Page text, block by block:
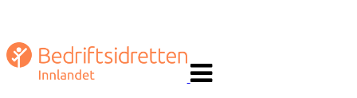
navigasjon